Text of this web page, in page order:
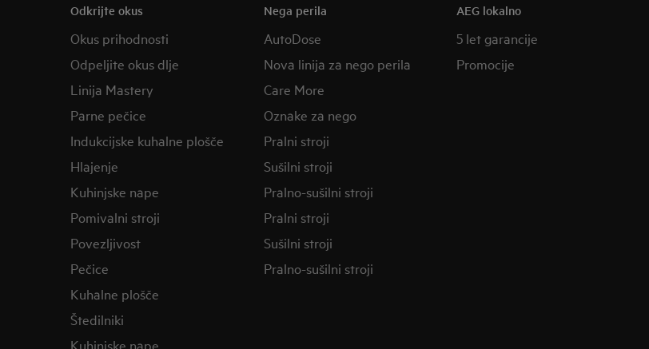
Odkrijte okus
Okus prihodnosti
Odpeljite okus dlje
Linija Mastery
Parne pečice
Indukcijske kuhalne plošče
Hlajenje
Kuhinjske nape
Pomivalni stroji
Povezljivost
Pečice
Kuhalne plošče
Štedilniki
Kuhinjske nape
Nega perila
AutoDose
Nova linija za nego perila
Care More
Oznake za nego
Pralni stroji
Sušilni stroji
Pralno-sušilni stroji
Pralni stroji
Sušilni stroji
Pralno-sušilni stroji
AEG lokalno
5 let garancije
Promocije